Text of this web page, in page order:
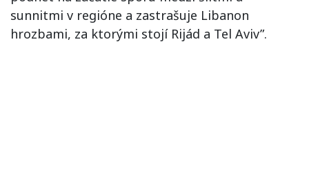
sunnitmi v regióne a zastrašuje Libanon
hrozbami, za ktorými stojí Rijád a Tel Aviv”.